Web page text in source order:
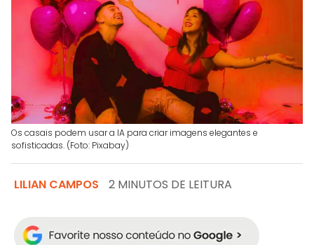
Os casais podem usar a IA para criar imagens elegantes e
sofisticadas. (Foto: Pixabay)
LILIAN CAMPOS 2 MINUTOS DE LEITURA